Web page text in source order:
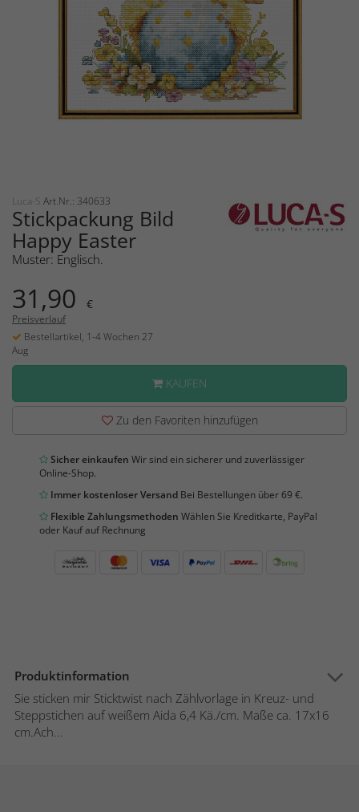
Luca-S Art.Nr.: 340633
Stickpackung Bild
Happy Easter
Muster: Englisch.
31,90 €
Preisverlauf
Bestellartikel, 1-4 Wochen 27
Aug
KAUFEN
Zu den Favoriten hinzufügen
Sicher einkaufen Wir sind ein sicherer und zuverlässiger
Online-Shop.
Immer kostenloser Versand Bei Bestellungen über 69 €.
Flexible Zahlungsmethoden Wählen Sie Kreditkarte, PayPal
oder Kauf auf Rechnung
Produktinformation
Sie sticken mir Sticktwist nach Zählvorlage in Kreuz- und
Steppstichen auf weißem Aida 6,4 Kä./cm. Maße ca. 17x16
cm.Ach...